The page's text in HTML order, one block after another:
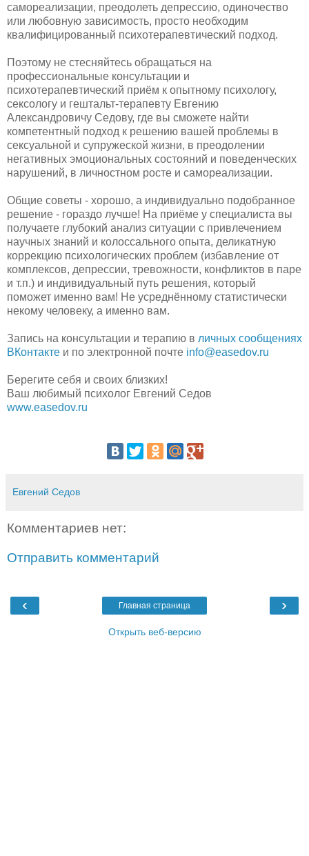
самореализации, преодолеть депрессию, одиночество
или любовную зависимость, просто необходим
квалифицированный психотерапевтический подход.
Поэтому не стесняйтесь обращаться на
профессиональные консультации и
психотерапевтический приём к опытному психологу,
сексологу и гештальт-терапевту Евгению
Александровичу Седову, где вы сможете найти
компетентный подход к решению вашей проблемы в
сексуальной и супружеской жизни, в преодолении
негативных эмоциональных состояний и поведенческих
нарушений, в личностном росте и самореализации.
Общие советы - хорошо, а индивидуально подобранное
решение - гораздо лучше! На приёме у специалиста вы
получаете глубокий анализ ситуации с привлечением
научных знаний и колоссального опыта, деликатную
коррекцию психологических проблем (избавление от
комплексов, депрессии, тревожности, конфликтов в паре
и т.п.) и индивидуальный путь решения, который
поможет именно вам! Не усреднённому статистически
некому человеку, а именно вам.
Запись на консультации и терапию в личных сообщениях
ВКонтакте и по электронной почте info@easedov.ru
Берегите себя и своих близких!
Ваш любимый психолог Евгений Седов
www.easedov.ru
Евгений Седов
Комментариев нет:
Отправить комментарий
‹ ›
Главная страница
Открыть веб-версию